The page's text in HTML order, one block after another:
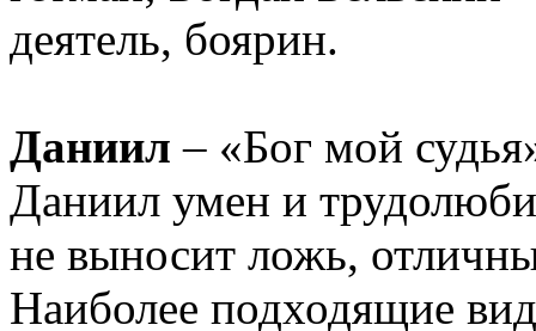
деятель, боярин.
Даниил – «Бог мой
Даниил умен и
не выносит ложь,
Наиболее подходящие